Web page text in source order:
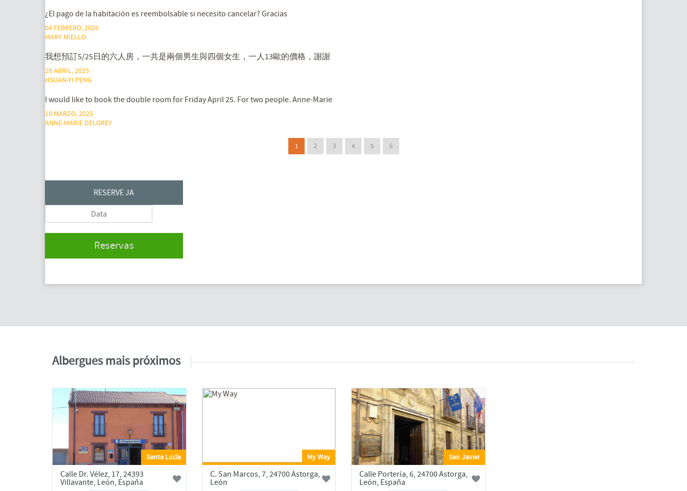
¿El pago de la habitación es reembolsable si necesito cancelar? Gracias
04 FEBRERO, 2026
MARY MIELLO
我想預訂5/25日的六人房，一共是兩個男生與四個女生，一人13歐的價格，謝謝
26 ABRIL, 2025
HSUAN-YI PENG
I would like to book the double room for Friday April 25. For two people. Anne-Marie
10 MARZO, 2025
ANNE-MARIE DELOREY
1 2 3 4 5 6
RESERVE JA
Reservas
Albergues mais próximos
Santa Lucía
Calle Dr. Vélez, 17, 24393
Villavante, León, España
My Way
C. San Marcos, 7, 24700 Astorga,
León
San Javier
Calle Portería, 6, 24700 Astorga,
León, España